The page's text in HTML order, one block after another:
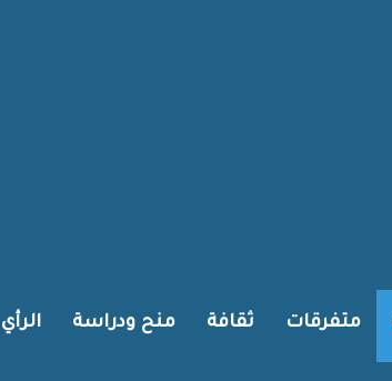
متفرقات ثقافة منح ودراسة الرأي